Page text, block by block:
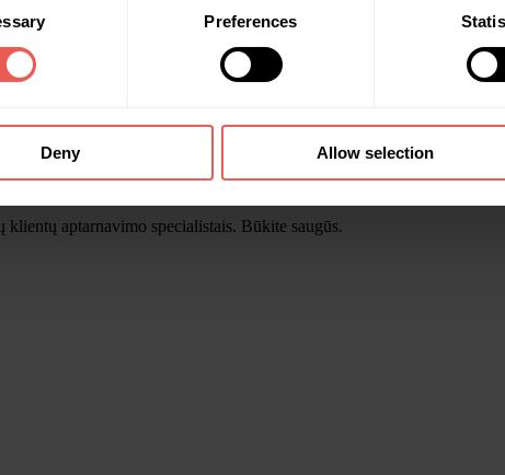
Preferences
Deny Allow selection
autentifikavimo įrankis (2FA) , kad apsaugotų jūsų paskyrą.
skiltyje Crowdpear tinklalapyjearba susisiekite su mūsų klientų
. Kai į savo Crowdpear sąskaitą įnešate lėšų (nepriklausomai nuo
dėmesį, kad įsitikintumėte, ar tikrai jūs atlikote tokį lėšų
atliktas lėšų įnešimas. Gavę laišką, įsitikinkite, kad tai jūsų banko
el. laiškus, nurodančius, į kurią banko sąskaitą buvo
papildomai nepatikrinus investuotojo tapatybės. Siekdami
identifikuoti jūsų tapatybę. Jei jums reikia, kad į naują banko
jūs inicijuojate šią operaciją, kad galėtume greičiau ją patvirtinti.
aptarnavimo specialistais. Būkite saugūs.